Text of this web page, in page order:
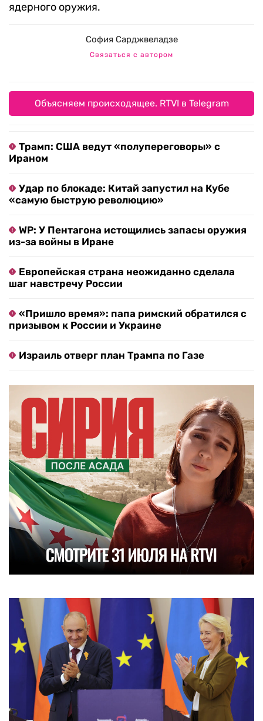
ядерного оружия.
София Сарджвеладзе
Связаться с автором
Объясняем происходящее. RTVI в Telegram
Трамп: США ведут «полупереговоры» с
Ираном
Удар по блокаде: Китай запустил на Кубе
«самую быструю революцию»
WP: У Пентагона истощились запасы оружия
из-за войны в Иране
Европейская страна неожиданно сделала
шаг навстречу России
«Пришло время»: папа римский обратился с
призывом к России и Украине
Израиль отверг план Трампа по Газе